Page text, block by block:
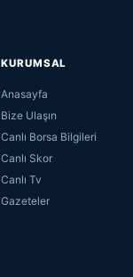
KURUMSAL
Anasayfa
Bize Ulaşın
Canlı Borsa Bilgileri
Canlı Skor
Canlı Tv
Gazeteler